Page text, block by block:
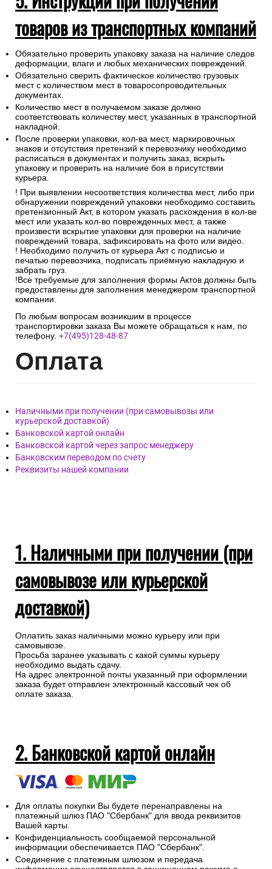
товаров из транспортных компаний
Обязательно проверить упаковку заказа на наличие следов
деформации, влаги и любых механических повреждений.
Обязательно сверить фактическое количество грузовых
мест с количеством мест в товаросопроводительных
документах.
Количество мест в получаемом заказе должно
соответствовать количеству мест, указанных в транспортной
накладной.
После проверки упаковки, кол-ва мест, маркировочных
знаков и отсутствия претензий к перевозчику необходимо
расписаться в документах и получить заказ, вскрыть
упаковку и проверить на наличие боя в присутствии
курьера.
! При выявлении несоответствия количества мест, либо при
обнаружении повреждений упаковки необходимо составить
претензионный Акт, в котором указать расхождения в кол-ве
мест или указать кол-во поврежденных мест, а также
произвести вскрытие упаковки для проверки на наличие
повреждений товара, зафиксировать на фото или видео.
! Необходимо получить от курьера Акт с подписью и
печатью перевозчика, подписать приёмную накладную и
забрать груз.
!Все требуемые для заполнения формы Актов должны быть
предоставлены для заполнения менеджером транспортной
компании.
По любым вопросам возникшим в процессе
транспортировки заказа Вы можете обращаться к нам, по
телефону. +7(495)128-48-87
Оплата
Наличными при получении (при самовывозы или
курьерской доставкой)
Банковской картой онлайн
Банковской картой через запрос менеджеру
Банковским переводом по счету
Реквизиты нашей компании
1. Наличными при получении (при
самовывозе или курьерской
доставкой)
Оплатить заказ наличными можно курьеру или при
самовывозе.
Просьба заранее указывать с какой суммы курьеру
необходимо выдать сдачу.
На адрес электронной почты указанный при оформлении
заказа будет отправлен электронный кассовый чек об
оплате заказа.
2. Банковской картой онлайн
Для оплаты покупки Вы будете перенаправлены на
платежный шлюз ПАО "Сбербанк" для ввода реквизитов
Вашей карты.
Конфиденциальность сообщаемой персональной
информации обеспечивается ПАО "Сбербанк".
Соединение с платежным шлюзом и передача